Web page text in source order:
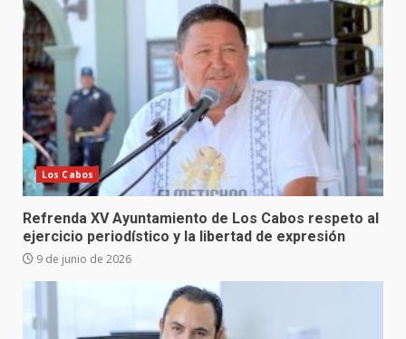
Los Cabos
Refrenda XV Ayuntamiento de Los Cabos respeto al
ejercicio periodístico y la libertad de expresión
9 de junio de 2026